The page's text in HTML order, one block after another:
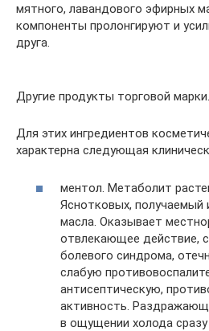
мятного, лавандового эфирных
компоненты пролонгируют и
друга.
Другие продукты торговой марки.
Для этих ингредиентов
характерна следующая
ментол. Метаболит
Яснотковых, получаемый
масла. Оказывает
отвлекающее действие,
болевого синдрома,
слабую
антисептическую,
активность.
в ощущении холода сразу